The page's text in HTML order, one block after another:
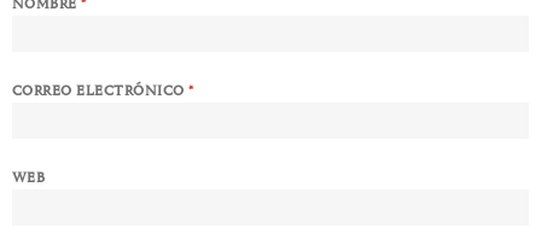
NOMBRE*
CORREO ELECTRÓNICO*
WEB